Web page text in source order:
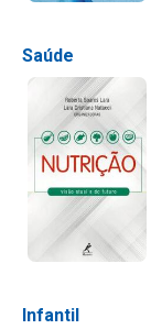
Saúde
Infantil